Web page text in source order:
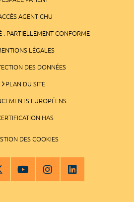
AGENT CHU
: PARTIELLEMENT CONFORME
LÉGALES
DES DONNÉES
PLAN DU SITE
EUROPÉENS
HAS
DES COOKIES